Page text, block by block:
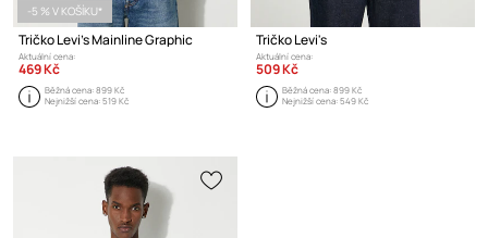
-5 % V KOŠÍKU*
Tričko Levi's Mainline Graphic
Aktuální cena:
469 Kč
Běžná cena:899 Kč
Nejnižší cena:519 Kč
Tričko Levi's
Aktuální cena:
509 Kč
Běžná cena:899 Kč
Nejnižší cena:549 Kč